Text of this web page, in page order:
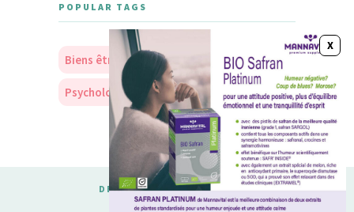
POPULAR TAGS
Biens être Soins Nourriture
Psychologie Personnalité
DESIGNED & DEVELOPED BY
MERIDIANTHEMES